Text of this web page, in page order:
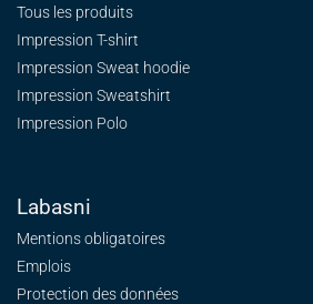
Tous les produits
Impression T-shirt
Impression Sweat hoodie
Impression Sweatshirt
Impression Polo
Labasni
Mentions obligatoires
Emplois
Protection des données